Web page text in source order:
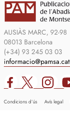
AUSIÀS MARC, 92-98
08013 Barcelona
(+34) 93 245 03 03
informacio@pamsa.cat
Condicions d’ús Avís legal